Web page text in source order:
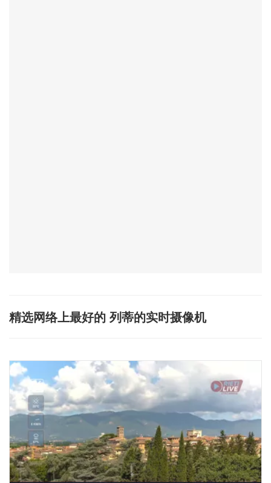
精选网络上最好的 列蒂的实时摄像机